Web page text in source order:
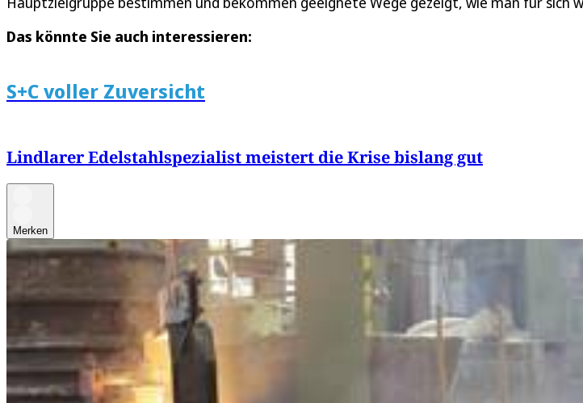
Das könnte Sie auch interessieren:
S+C voller Zuversicht
Lindlarer Edelstahlspezialist meistert die Krise bislang gut
Merken